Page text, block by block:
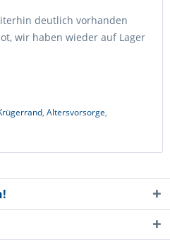
deutlich vorhanden
wir haben wieder auf Lager
, Altersvorsorge,